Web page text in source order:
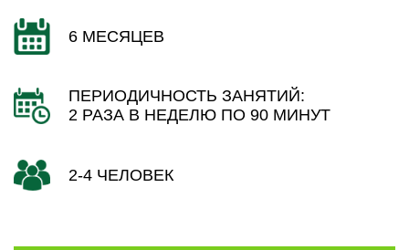
6 МЕСЯЦЕВ
ПЕРИОДИЧНОСТЬ ЗАНЯТИЙ:
2 РАЗА В НЕДЕЛЮ ПО 90 МИНУТ
2-4 ЧЕЛОВЕК